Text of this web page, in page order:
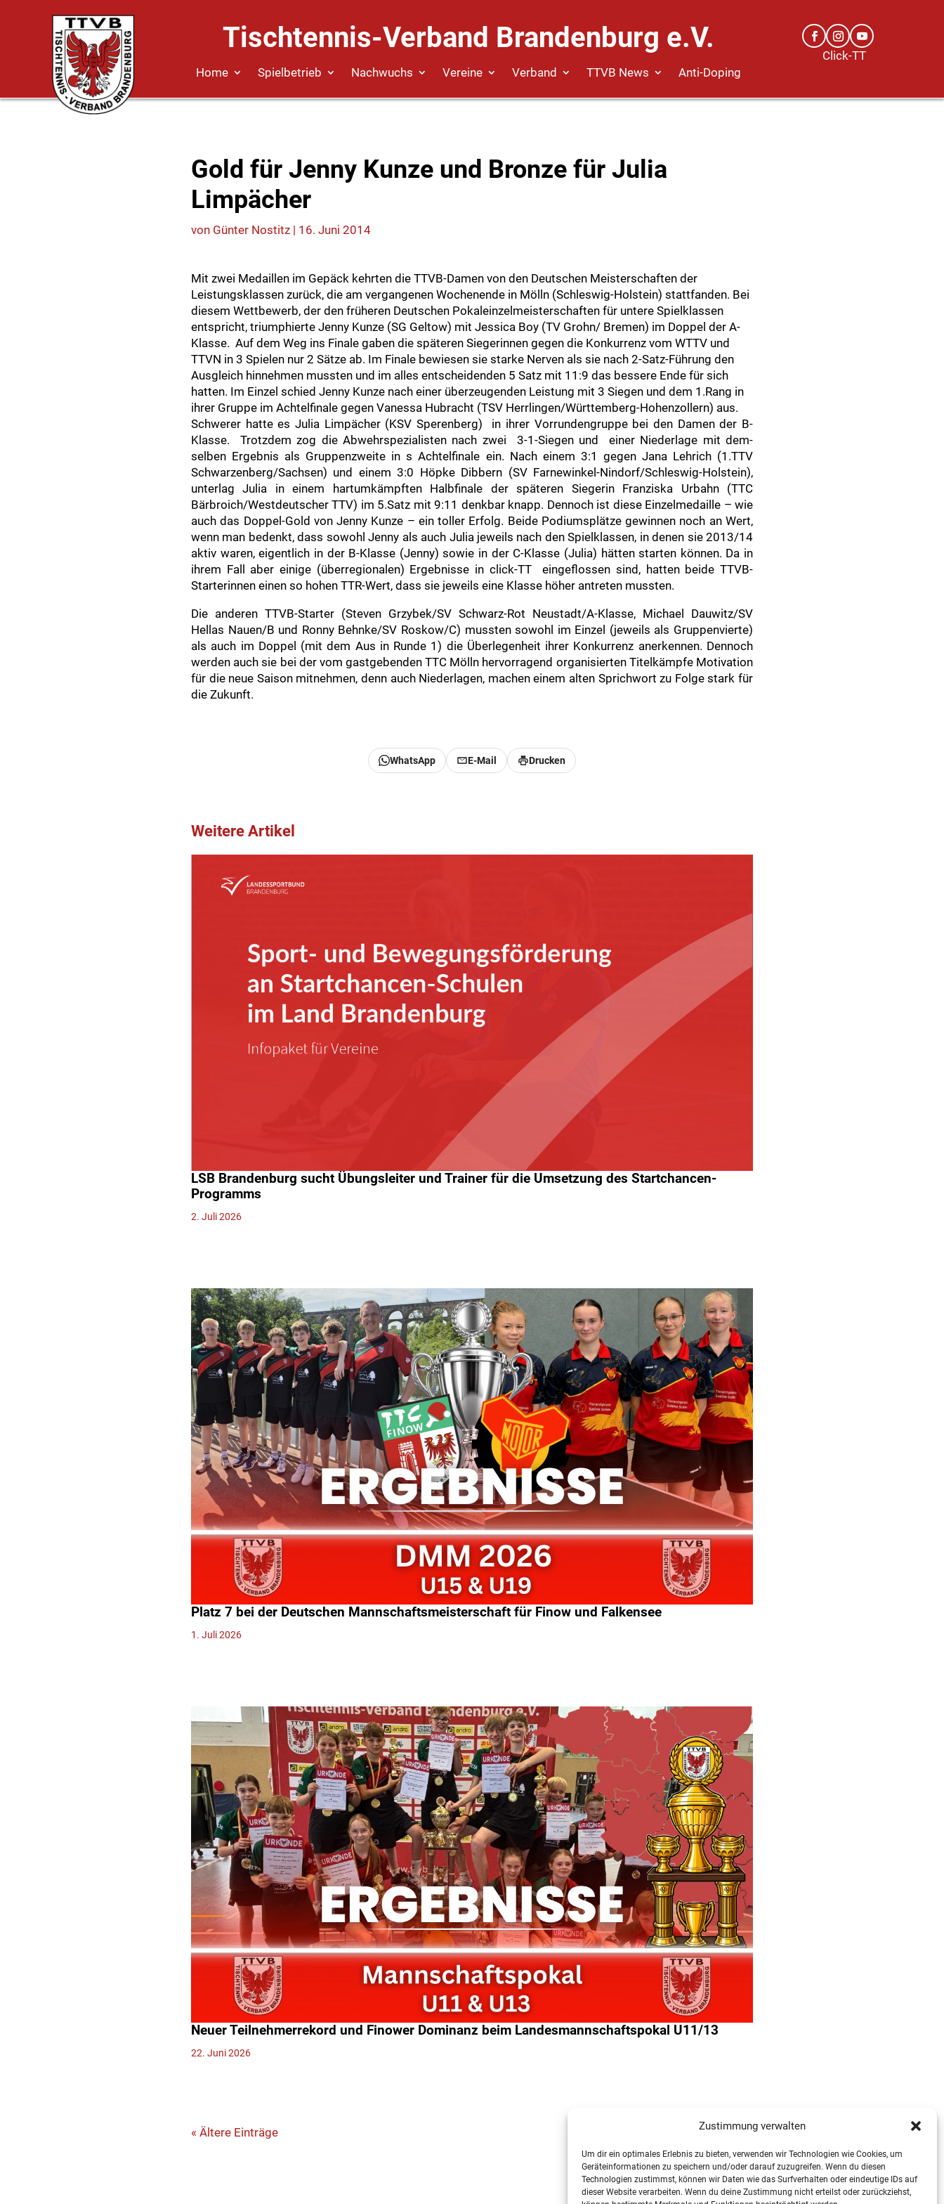
Zustimmung verwalten
Um dir ein optimales Erlebnis zu bieten, verwenden wir Technologien wie Cookies, um
Geräteinformationen zu speichern und/oder darauf zuzugreifen. Wenn du diesen
Technologien zustimmst, können wir Daten wie das Surfverhalten oder eindeutige IDs auf
dieser Website verarbeiten. Wenn du deine Zustimmung nicht erteilst oder zurückziehst,
Tischtennis-Verband Brandenburg e.V.
Home Spielbetrieb Nachwuchs Vereine Verband TTVB News Anti-Doping
Click-TT
Gold für Jenny Kunze und Bronze für Julia
Limpächer
von Günter Nostitz | 16. Juni 2014
Mit zwei Medaillen im Gepäck kehrten die TTVB-Damen von den Deutschen Meisterschaften der
Leistungsklassen zurück, die am vergangenen Wochenende in Mölln (Schleswig-Holstein) stattfanden. Bei
diesem Wettbewerb, der den früheren Deutschen Pokaleinzelmeisterschaften für untere Spielklassen
entspricht, triumphierte Jenny Kunze (SG Geltow) mit Jessica Boy (TV Grohn/ Bremen) im Doppel der A-
Klasse. Auf dem Weg ins Finale gaben die späteren Siegerinnen gegen die Konkurrenz vom WTTV und
TTVN in 3 Spielen nur 2 Sätze ab. Im Finale bewiesen sie starke Nerven als sie nach 2-Satz-Führung den
Ausgleich hinnehmen mussten und im alles entscheidenden 5 Satz mit 11:9 das bessere Ende für sich
hatten. Im Einzel schied Jenny Kunze nach einer überzeugenden Leistung mit 3 Siegen und dem 1.Rang in
ihrer Gruppe im Achtelfinale gegen Vanessa Hubracht (TSV Herrlingen/Württemberg-Hohenzollern) aus.
Schwerer hatte es Julia Limpächer (KSV Sperenberg) in ihrer Vorrundengruppe bei den Damen der B-
Klasse. Trotzdem zog die Abwehrspezialisten nach zwei 3-1-Siegen und einer Niederlage mit dem-
selben Ergebnis als Gruppenzweite in s Achtelfinale ein. Nach einem 3:1 gegen Jana Lehrich (1.TTV
Schwarzenberg/Sachsen) und einem 3:0 Höpke Dibbern (SV Farnewinkel-Nindorf/Schleswig-Holstein),
unterlag Julia in einem hartumkämpften Halbfinale der späteren Siegerin Franziska Urbahn (TTC
Bärbroich/Westdeutscher TTV) im 5.Satz mit 9:11 denkbar knapp. Dennoch ist diese Einzelmedaille – wie
auch das Doppel-Gold von Jenny Kunze – ein toller Erfolg. Beide Podiumsplätze gewinnen noch an Wert,
wenn man bedenkt, dass sowohl Jenny als auch Julia jeweils nach den Spielklassen, in denen sie 2013/14
aktiv waren, eigentlich in der B-Klasse (Jenny) sowie in der C-Klasse (Julia) hätten starten können. Da in
ihrem Fall aber einige (überregionalen) Ergebnisse in click-TT eingeflossen sind, hatten beide TTVB-
Starterinnen einen so hohen TTR-Wert, dass sie jeweils eine Klasse höher antreten mussten.
Die anderen TTVB-Starter (Steven Grzybek/SV Schwarz-Rot Neustadt/A-Klasse, Michael Dauwitz/SV
Hellas Nauen/B und Ronny Behnke/SV Roskow/C) mussten sowohl im Einzel (jeweils als Gruppenvierte)
als auch im Doppel (mit dem Aus in Runde 1) die Überlegenheit ihrer Konkurrenz anerkennen. Dennoch
werden auch sie bei der vom gastgebenden TTC Mölln hervorragend organisierten Titelkämpfe Motivation
für die neue Saison mitnehmen, denn auch Niederlagen, machen einem alten Sprichwort zu Folge stark für
die Zukunft.
WhatsApp E-Mail Drucken
Weitere Artikel
LSB Brandenburg sucht Übungsleiter und Trainer für die Umsetzung des Startchancen-
Programms
2. Juli 2026
Platz 7 bei der Deutschen Mannschaftsmeisterschaft für Finow und Falkensee
1. Juli 2026
Neuer Teilnehmerrekord und Finower Dominanz beim Landesmannschaftspokal U11/13
22. Juni 2026
« Ältere Einträge